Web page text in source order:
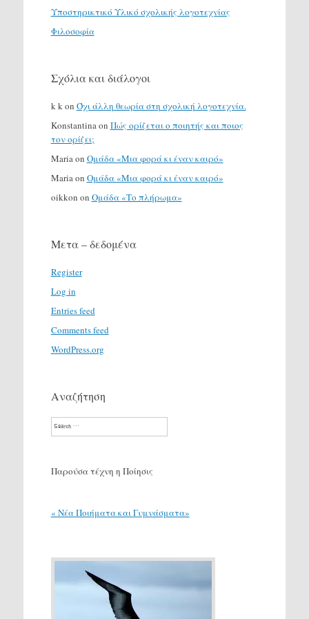
Υποστηρικτικό Υλικό σχολικής λογοτεχνίας
Φιλοσοφία
Σχόλια και διάλογοι
k k on Όχι άλλη θεωρία στη σχολική λογοτεχνία.
Konstantina on Πώς ορίζεται ο ποιητής και ποιος
τον ορίζει;
Maria on Ομάδα «Μια φορά κι έναν καιρό»
Maria on Ομάδα «Μια φορά κι έναν καιρό»
oikkon on Ομάδα «Το πλήρωμα»
Μετα – δεδομένα
Register
Log in
Entries feed
Comments feed
WordPress.org
Αναζήτηση
Search
Παρούσα τέχνη η Ποίησις
« Νέα Ποιήματα και Γυμνάσματα»